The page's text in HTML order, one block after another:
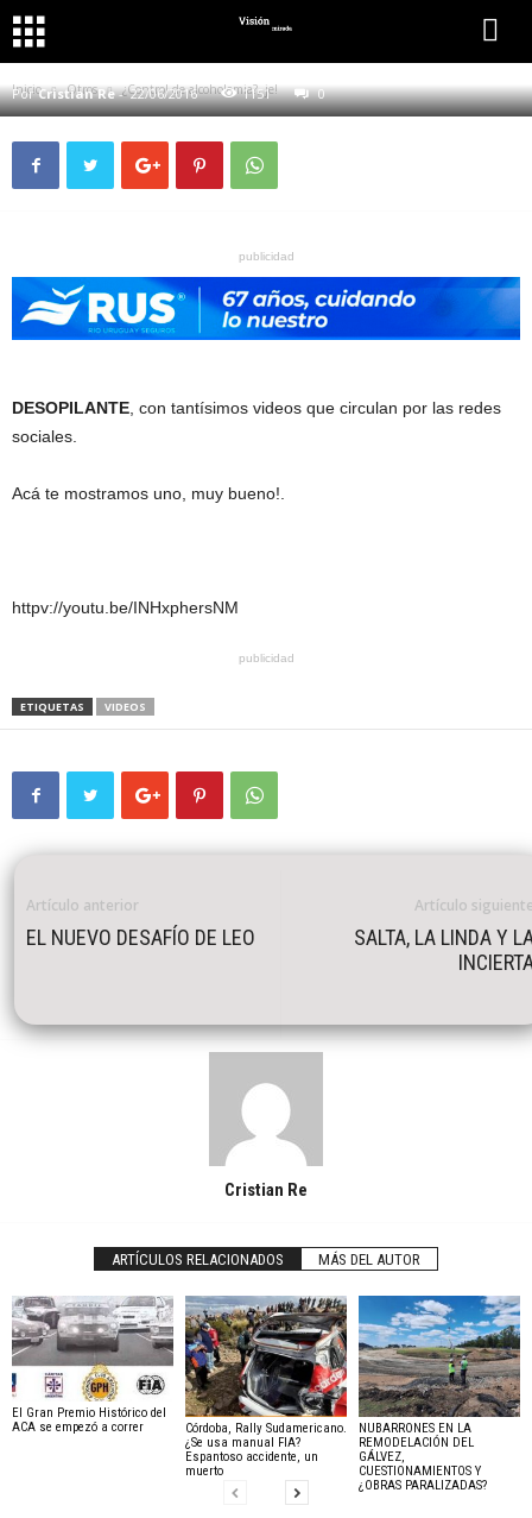
Inicio Otros ¿Control de alcoholemia?, je!
OTROS
¿CONTROL DE ALCOHOLEMIA?, JE!
Por Cristian Re- 22/06/2016 1151 0
publicidad
DESOPILANTE , con tantísimos videos que circulan por las redes
sociales.
Acá te mostramos uno, muy bueno!.
httpv://youtu.be/INHxphersNM
publicidad
ETIQUETAS VIDEOS
Artículo anterior
EL NUEVO DESAFÍO DE LEO
Artículo
SALTA, LA LINDA Y
Cristian Re
ARTÍCULOS RELACIONADOS MÁS DEL AUTOR
El Gran Premio Histórico del
ACA se empezó a correr
Córdoba, Rally Sudamericano.
¿Se usa manual FIA?
Espantoso accidente, un
muerto
NUBARRONES EN LA
REMODELACIÓN DEL
GÁLVEZ,
CUESTIONAMIENTOS Y
¿OBRAS PARALIZADAS?